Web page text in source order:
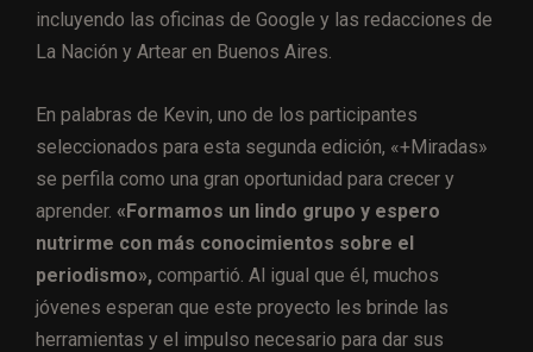
incluyendo las oficinas de Google y las redacciones de
La Nación y Artear en Buenos Aires.
En palabras de Kevin, uno de los participantes
seleccionados para esta segunda edición, «+Miradas»
se perfila como una gran oportunidad para crecer y
aprender. «Formamos un lindo grupo y espero
nutrirme con más conocimientos sobre el
periodismo», compartió. Al igual que él, muchos
jóvenes esperan que este proyecto les brinde las
herramientas y el impulso necesario para dar sus